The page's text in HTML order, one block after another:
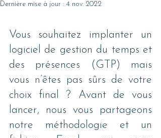
Dernière mise à jour : 4 nov. 2022
Vous souhaitez implanter un
logiciel de gestion du temps et
des présences (GTP) mais
vous n’êtes pas sûrs de votre
choix final ? Avant de vous
lancer, nous vous partageons
notre méthodologie et un